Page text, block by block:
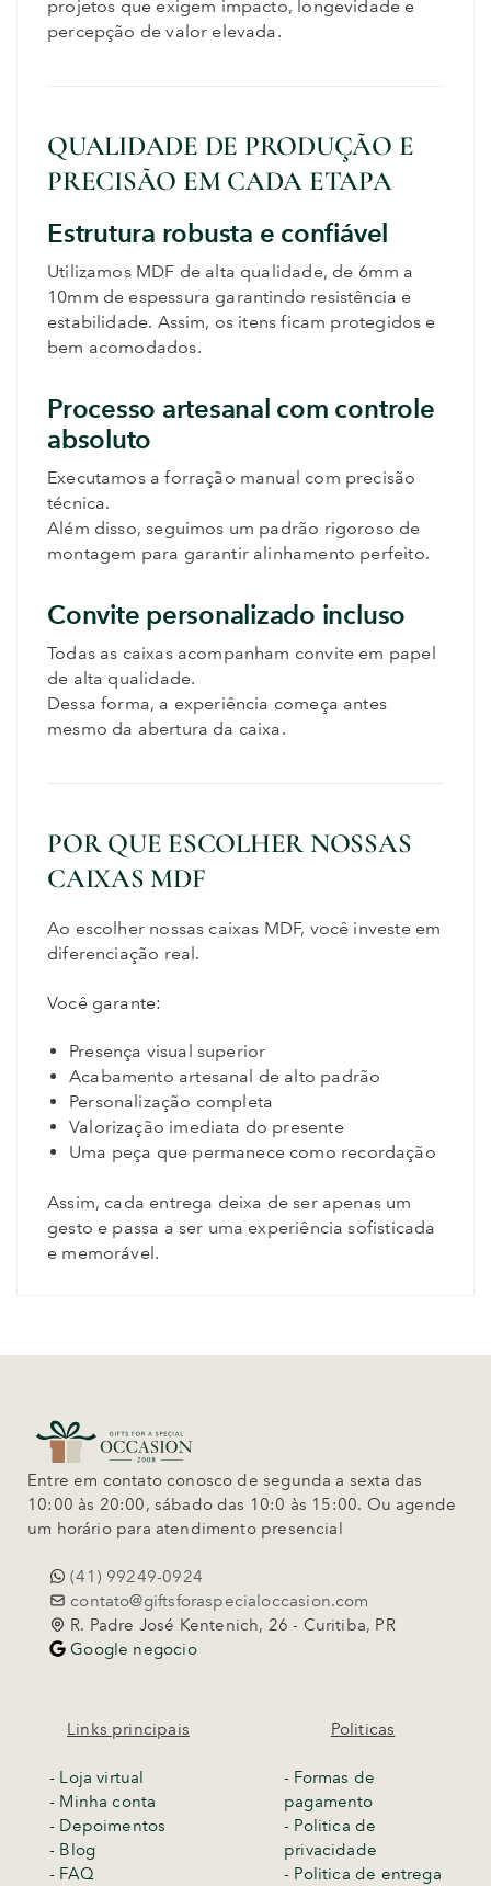
projetos que exigem impacto, longevidade e
percepção de valor elevada.
QUALIDADE DE PRODUÇÃO E
PRECISÃO EM CADA ETAPA
Estrutura robusta e confiável
Utilizamos MDF de alta qualidade, de 6mm a
10mm de espessura garantindo resistência e
estabilidade. Assim, os itens ficam protegidos e
bem acomodados.
Processo artesanal com controle
absoluto
Executamos a forração manual com precisão
técnica.
Além disso, seguimos um padrão rigoroso de
montagem para garantir alinhamento perfeito.
Convite personalizado incluso
Todas as caixas acompanham convite em papel
de alta qualidade.
Dessa forma, a experiência começa antes
mesmo da abertura da caixa.
POR QUE ESCOLHER NOSSAS
CAIXAS MDF
Ao escolher nossas caixas MDF, você investe em
diferenciação real.
Você garante:
Presença visual superior
Acabamento artesanal de alto padrão
Personalização completa
Valorização imediata do presente
Uma peça que permanece como recordação
Assim, cada entrega deixa de ser apenas um
gesto e passa a ser uma experiência sofisticada
e memorável.
Entre em contato conosco de segunda a sexta das
10:00 às 20:00, sábado das 10:0 às 15:00. Ou agende
um horário para atendimento presencial
(41) 99249-0924
contato@giftsforaspecialoccasion.com
R. Padre José Kentenich, 26 - Curitiba, PR
Google negocio
Links principais
- Loja virtual
- Minha conta
- Depoimentos
- Blog
- FAQ
Politicas
- Formas de
pagamento
- Politica de
privacidade
- Politica de entrega